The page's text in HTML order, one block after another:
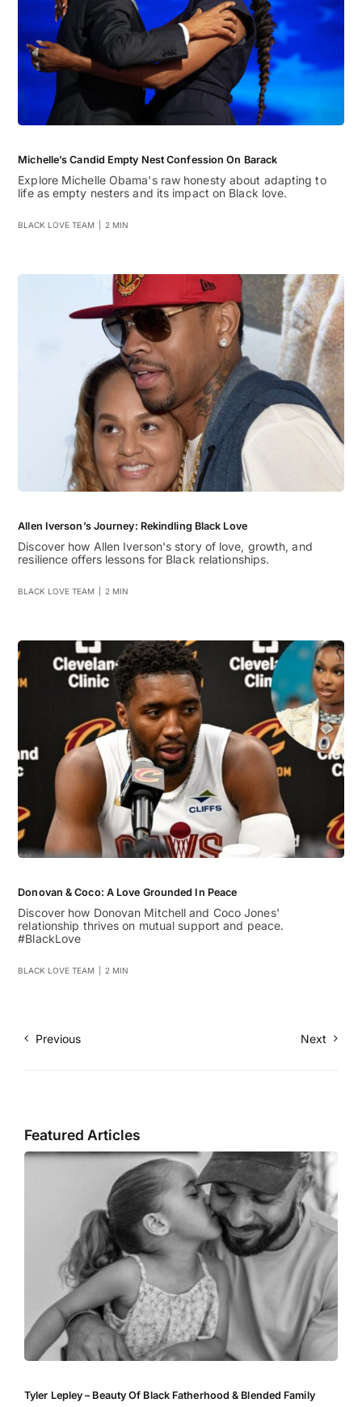
Michelle’s Candid Empty Nest Confession On Barack
Explore Michelle Obama's raw honesty about adapting to
life as empty nesters and its impact on Black love.
BLACK LOVE TEAM 2 MIN
Allen Iverson’s Journey: Rekindling Black Love
Discover how Allen Iverson's story of love, growth, and
resilience offers lessons for Black relationships.
BLACK LOVE TEAM 2 MIN
Donovan & Coco: A Love Grounded In Peace
Discover how Donovan Mitchell and Coco Jones'
relationship thrives on mutual support and peace.
#BlackLove
BLACK LOVE TEAM 2 MIN
Previous Next
Featured Articles
Tyler Lepley – Beauty Of Black Fatherhood & Blended Family